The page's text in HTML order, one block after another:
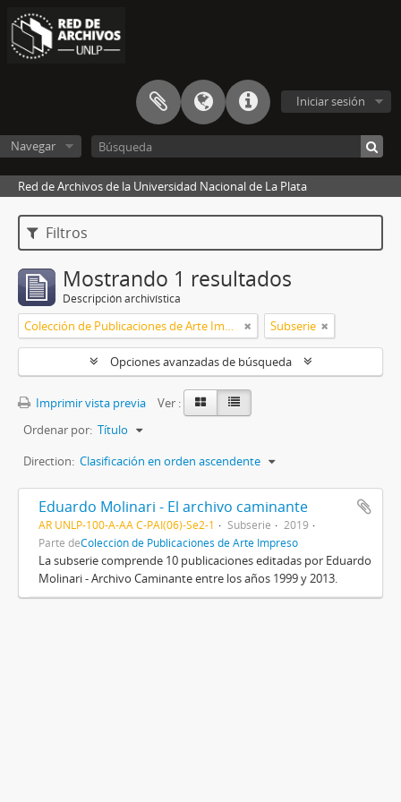
Iniciar sesión
Navegar
Red de Archivos de la Universidad Nacional de La Plata
Filtros
Mostrando 1 resultados
Descripción archivística
Colección de Publicaciones de Arte Impreso Subserie
Opciones avanzadas de búsqueda
Imprimir vista previa
Ver :
Ordenar por: Título
Direction: Clasificación en orden ascendente
Eduardo Molinari - El archivo caminante
AR UNLP-100-A-AA C-PAI(06)-Se2-1 Subserie
2019
Parte deColección de Publicaciones de Arte Impreso
La subserie comprende 10 publicaciones editadas por Eduardo
Molinari - Archivo Caminante entre los años 1999 y 2013.